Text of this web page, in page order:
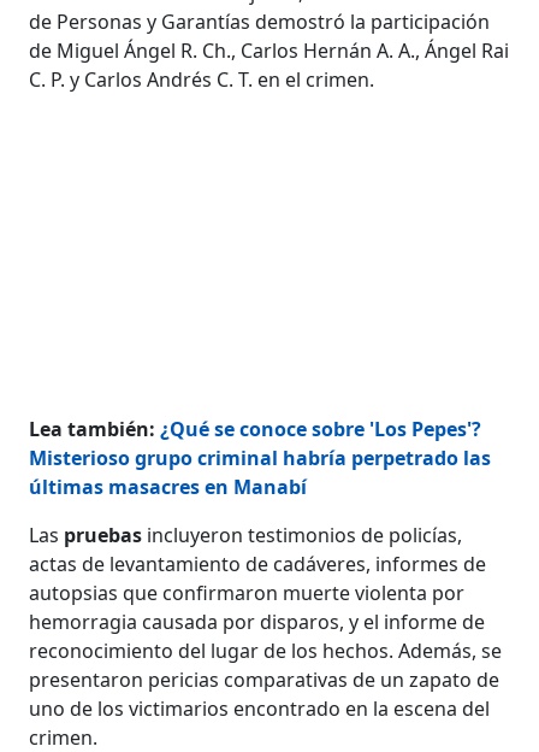
de Personas y Garantías demostró la participación
de Miguel Ángel R. Ch., Carlos Hernán A. A., Ángel Rai
C. P. y Carlos Andrés C. T. en el crimen.
Lea también: ¿Qué se conoce sobre 'Los Pepes'?
Misterioso grupo criminal habría perpetrado las
últimas masacres en Manabí
Las pruebas incluyeron testimonios de policías,
actas de levantamiento de cadáveres, informes de
autopsias que confirmaron muerte violenta por
hemorragia causada por disparos, y el informe de
reconocimiento del lugar de los hechos. Además, se
presentaron pericias comparativas de un zapato de
uno de los victimarios encontrado en la escena del
crimen​​.